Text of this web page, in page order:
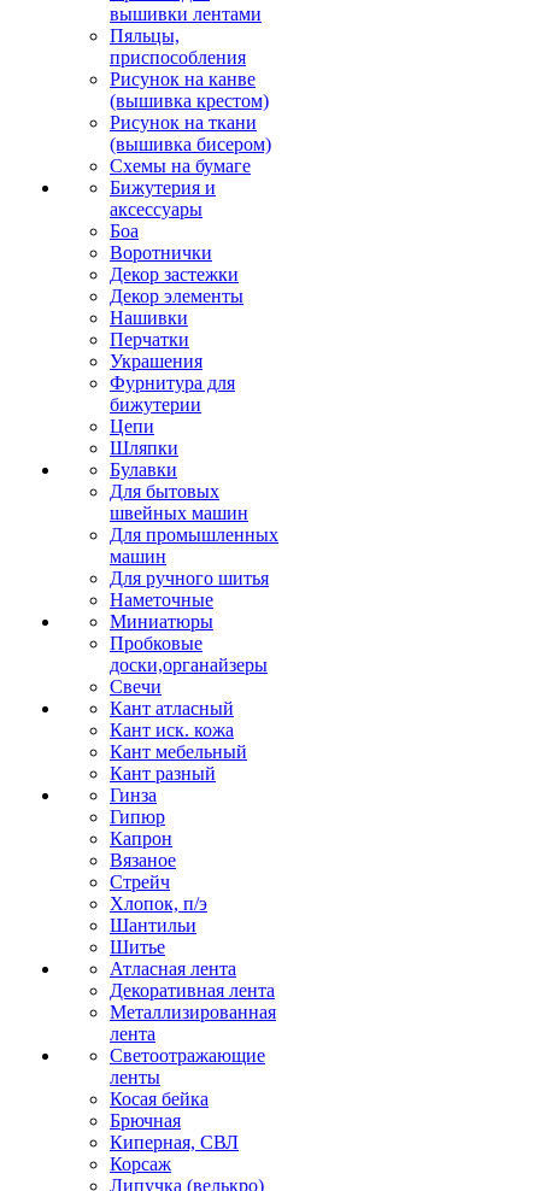
вышивки лентами
Пяльцы,
приспособления
Рисунок на канве
(вышивка крестом)
Рисунок на ткани
(вышивка бисером)
Схемы на бумаге
Бижутерия и
аксессуары
Боа
Воротнички
Декор застежки
Декор элементы
Нашивки
Перчатки
Украшения
Фурнитура для
бижутерии
Цепи
Шляпки
Булавки
Для бытовых
швейных машин
Для промышленных
машин
Для ручного шитья
Наметочные
Миниатюры
Пробковые
доски,органайзеры
Свечи
Кант атласный
Кант иск. кожа
Кант мебельный
Кант разный
Гинза
Гипюр
Капрон
Вязаное
Стрейч
Хлопок, п/э
Шантильи
Шитье
Атласная лента
Декоративная лента
Металлизированная
лента
Светоотражающие
ленты
Косая бейка
Брючная
Киперная, СВЛ
Корсаж
Липучка (велькро)